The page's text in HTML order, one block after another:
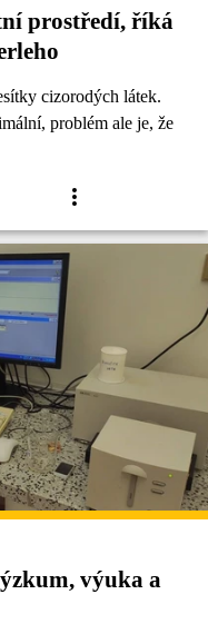
prostředí, říká
cizorodých látek.
problém ale je, že
výuka a